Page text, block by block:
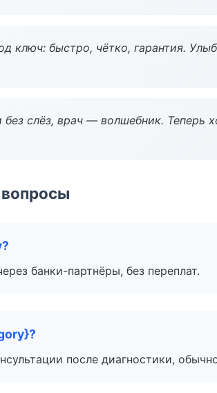
ключ: быстро, чётко, гарантия.
без слёз, врач — волшебник. Теперь
банки-партнёры, без переплат.
после диагностики,